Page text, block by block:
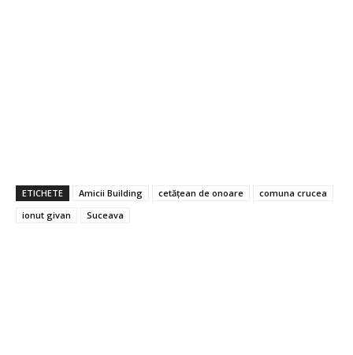
ETICHETE Amicii Building cetățean de onoare
comuna crucea
ionut givan
Suceava